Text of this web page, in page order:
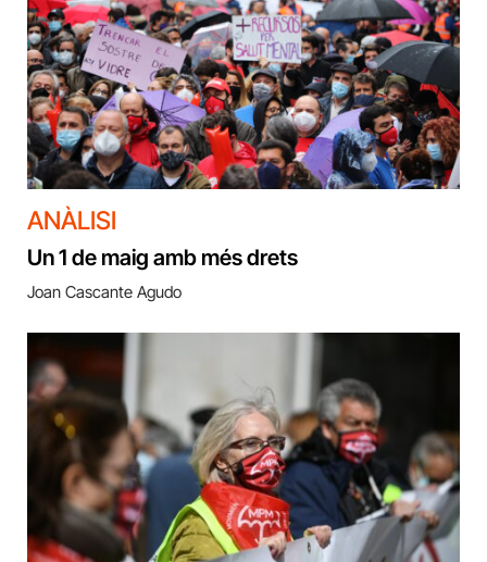
ANÀLISI
Un 1 de maig amb més drets
Joan Cascante Agudo